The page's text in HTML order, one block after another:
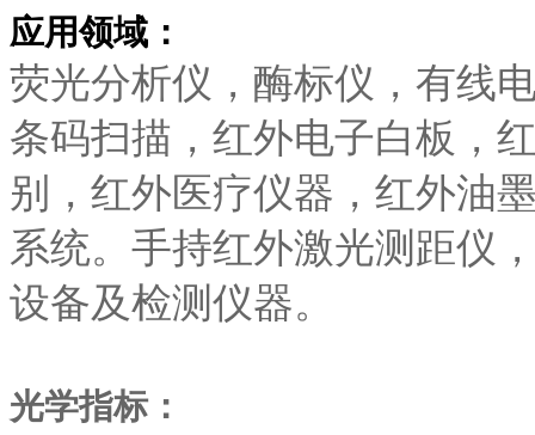
应用领域：
荧光分析仪，酶标仪，有线
条码扫描，红外电子白板，
别，红外医疗仪器，红外油
系统。手持红外激光测距仪
设备及检测仪器。
光学指标：